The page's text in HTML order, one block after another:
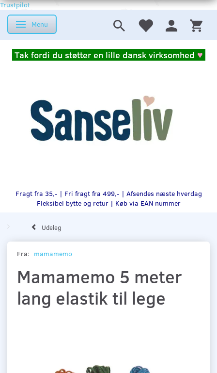
Trustpilot
Skifte navigation
Menu
Tak fordi du støtter en lille dansk virksomhed ♥
Fragt fra 35,- | Fri fragt fra 499,- | Afsendes næste hverdag
Fleksibel bytte og retur | Køb via EAN nummer
Udeleg
Fra: mamamemo
Mamamemo 5 meter
lang elastik til lege